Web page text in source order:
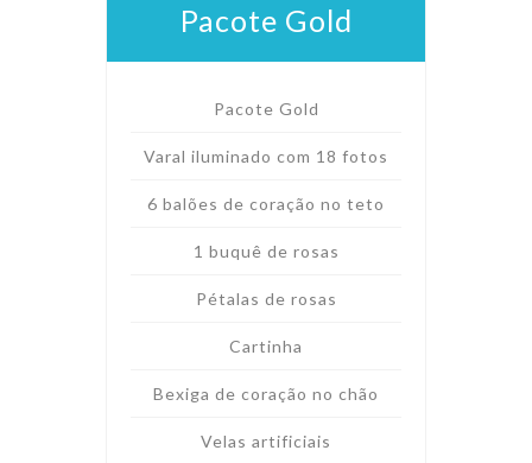
Pacote Gold
Pacote Gold
Varal iluminado com 18 fotos
6 balões de coração no teto
1 buquê de rosas
Pétalas de rosas
Cartinha
Bexiga de coração no chão
Velas artificiais